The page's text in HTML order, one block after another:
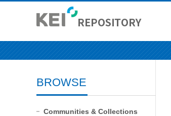
BROWSE
Communities & Collections